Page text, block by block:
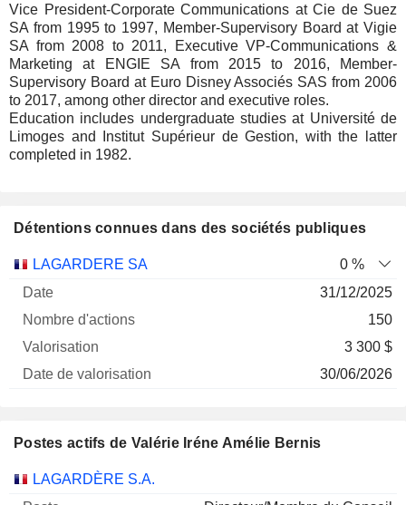
Vice President-Corporate Communications at Cie de Suez
SA from 1995 to 1997, Member-Supervisory Board at Vigie
SA from 2008 to 2011, Executive VP-Communications &
Marketing at ENGIE SA from 2015 to 2016, Member-
Supervisory Board at Euro Disney Associés SAS from 2006
to 2017, among other director and executive roles.
Education includes undergraduate studies at Université de
Limoges and Institut Supérieur de Gestion, with the latter
completed in 1982.
Détentions connues dans des sociétés publiques
Nombre
LAGARDERE SA
0 %
31/12/2025
150
3 300 $
30/06/2026
Postes actifs de Valérie Iréne Amélie Bernis
Sociétés Poste Début
LAGARDÈRE S.A.